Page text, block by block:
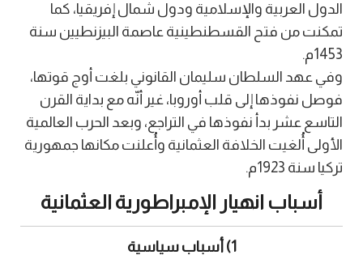
الدول العربية والإسلامية ودول شمال إفريقيا، كما
تمكنت من فتح القسطنطينية عاصمة البيزنطيين سنة
1453م.
وفي عهد السلطان سليمان القانوني بلغت أوج قوتها،
فوصل نفوذها إلى قلب أوروبا، غير أنّه مع بداية القرن
التاسع عشر بدأ نفوذها في التراجع، وبعد الحرب العالمية
الأولى أُلغيت الخلافة العثمانية وأُعلنت مكانها جمهورية
تركيا سنة 1923م.
أسباب انهيار الإمبراطورية العثمانية
1) أسباب سياسية